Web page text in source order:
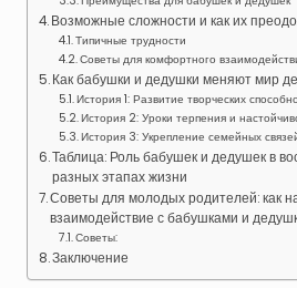
Возможные сложности и как их
Типичные трудности
Советы для комфортного
Как бабушки и дедушки меняют мир
История 1: Развитие творческих
История 2: Уроки терпения и
История 3: Укрепление семейных
Таблица: Роль бабушек и дедушек в
разных этапах жизни
Советы для молодых родителей: как
взаимодействие с бабушками и
Советы:
Заключение